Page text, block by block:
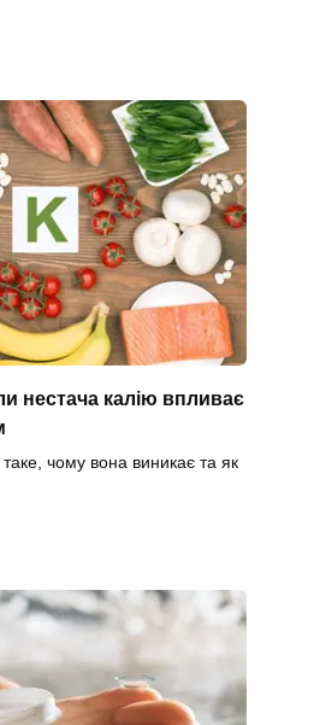
нестача калію впливає
чому вона виникає та як